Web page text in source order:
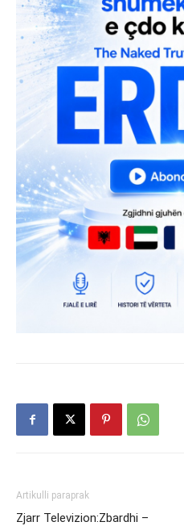
Artikulli paraprak
Zjarr Televizion:Zbardhi –